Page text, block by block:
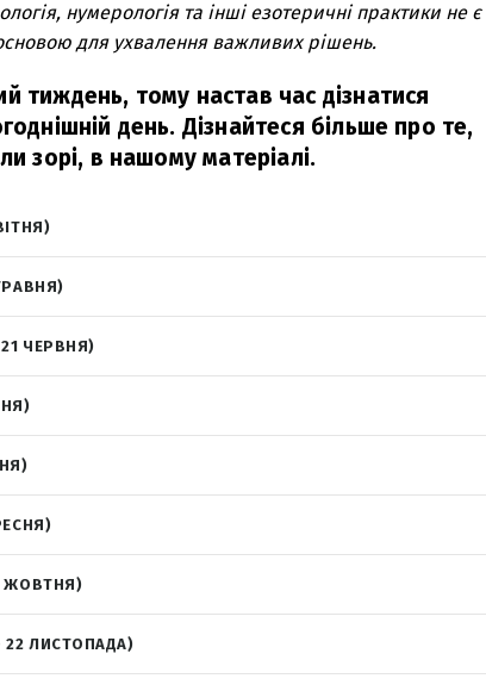
нумерологія та інші езотеричні практики не є
для ухвалення важливих рішень.
тиждень, тому настав час дізнатися
день. Дізнайтеся більше про те,
зорі, в нашому матеріалі.
ЧЕРВНЯ)
ЖОВТНЯ)
ЛИСТОПАДА)